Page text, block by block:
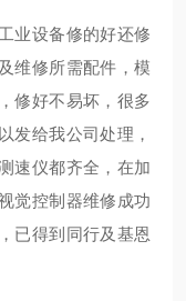
业设备修的好还修
维修所需配件，模
修好不易坏，很多
发给我公司处理，
速仪都齐全，在加
觉控制器维修成功
已得到同行及基恩